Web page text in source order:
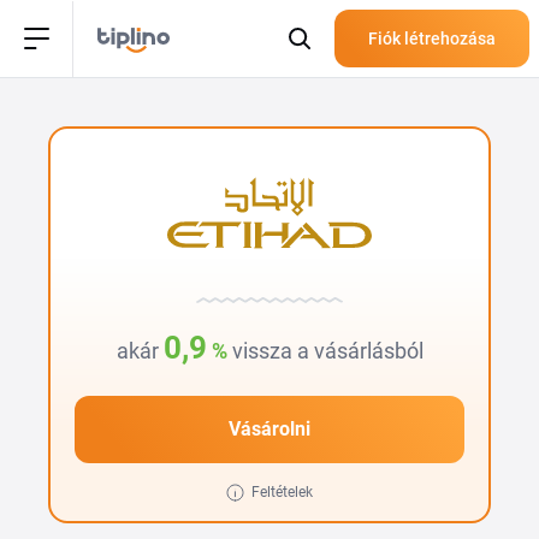
Fiók létrehozása
akár 0,9 % vissza a vásárlásból
Vásárolni
Feltételek